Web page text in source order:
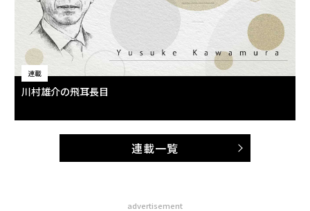
連載
川村雄介の飛耳長目
連載一覧
advertisement